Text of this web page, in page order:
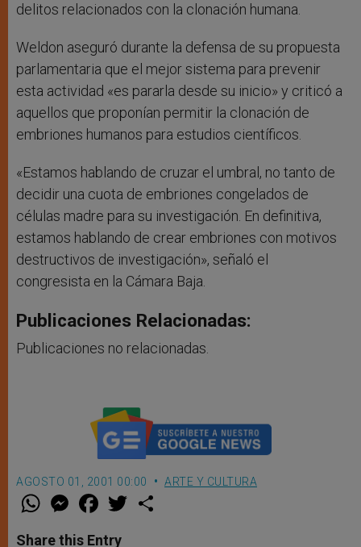
delitos relacionados con la clonación humana.
Weldon aseguró durante la defensa de su propuesta
parlamentaria que el mejor sistema para prevenir
esta actividad «es pararla desde su inicio» y criticó a
aquellos que proponían permitir la clonación de
embriones humanos para estudios científicos.
«Estamos hablando de cruzar el umbral, no tanto de
decidir una cuota de embriones congelados de
células madre para su investigación. En definitiva,
estamos hablando de crear embriones con motivos
destructivos de investigación», señaló el
congresista en la Cámara Baja.
Publicaciones Relacionadas:
Publicaciones no relacionadas.
AGOSTO 01, 2001 00:00 ARTE Y CULTURA
W
t
M
e
s
F
a
e
w
Share this Entry